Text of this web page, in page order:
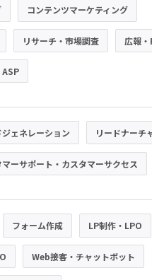
コンテンツマーケティング
リサーチ・市場調査 広報・
ASP
ジェネレーション リードナーチ
マーサポート・カスタマーサクセス
フォーム作成 LP制作・LPO
Web接客・チャットボット